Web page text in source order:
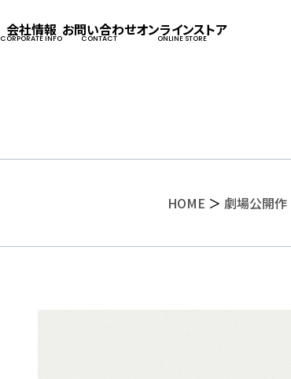
会社情報
CORPORATE INFOお問い合わせ
CONTACT オンラインストア
ONLINE STORE
HOME ＞ 劇場公開作